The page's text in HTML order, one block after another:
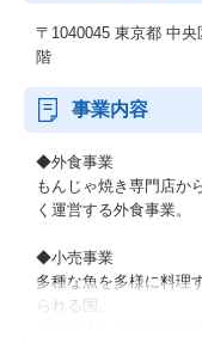
〒1040045 東京都 中
階
事業内容
◆外食事業
もんじゃ焼き専門店か
く運営する外食事業。
◆小売事業
多種な魚を多様に料理
られる国。